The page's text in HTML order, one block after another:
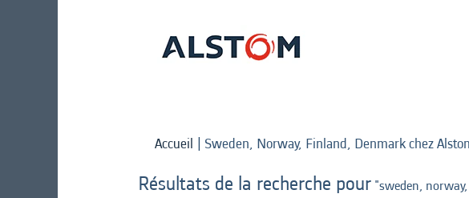
Accueil | Sweden, Norway, Finland, Denmark chez
Résultats de la recherche pour "sweden,